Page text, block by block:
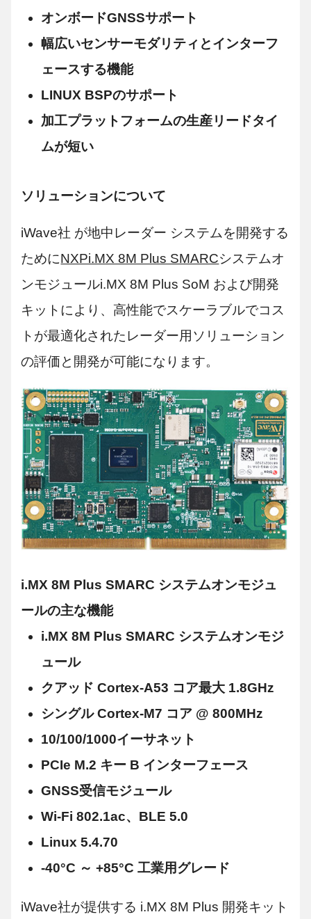
オンボードGNSSサポート
幅広いセンサーモダリティとインターフ
ェースする機能
LINUX BSPのサポート
加工プラットフォームの生産リードタイ
ムが短い
ソリューションについて
iWave社 が地中レーダー システムを開発する
ためにNXPi.MX 8M Plus SMARCシステムオ
ンモジュールi.MX 8M Plus SoM および開発
キットにより、高性能でスケーラブルでコス
トが最適化されたレーダー用ソリューション
の評価と開発が可能になります。
i.MX 8M Plus SMARC システムオンモジュ
ールの主な機能
i.MX 8M Plus SMARC システムオンモジ
ュール
クアッド Cortex-A53 コア最大 1.8GHz
シングル Cortex-M7 コア @ 800MHz
10/100/1000イーサネット
PCIe M.2 キー B インターフェース
GNSS受信モジュール
Wi-Fi 802.1ac、BLE 5.0
Linux 5.4.70
-40°C ～ +85°C 工業用グレード
iWave社が提供する i.MX 8M Plus 開発キット